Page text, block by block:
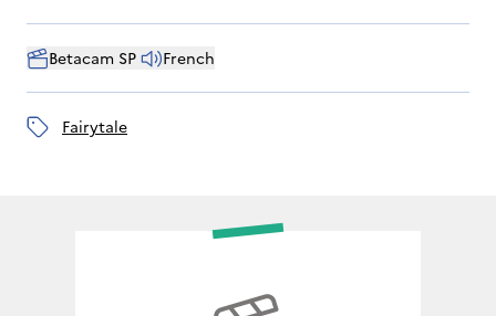
Betacam SP French
fairytale